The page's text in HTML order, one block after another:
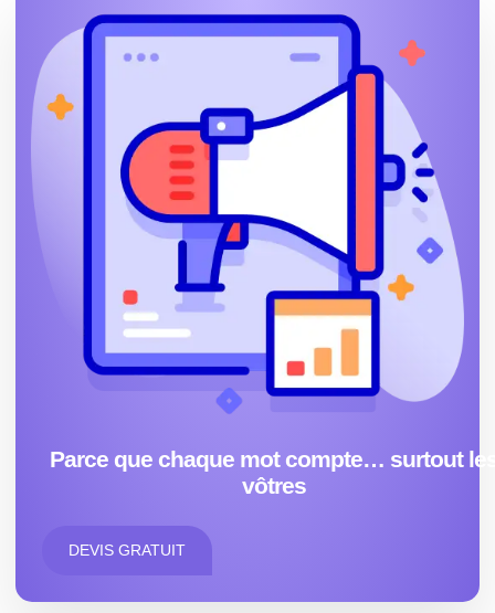
Parce que chaque mot compte… surtout
vôtres
DEVIS GRATUIT